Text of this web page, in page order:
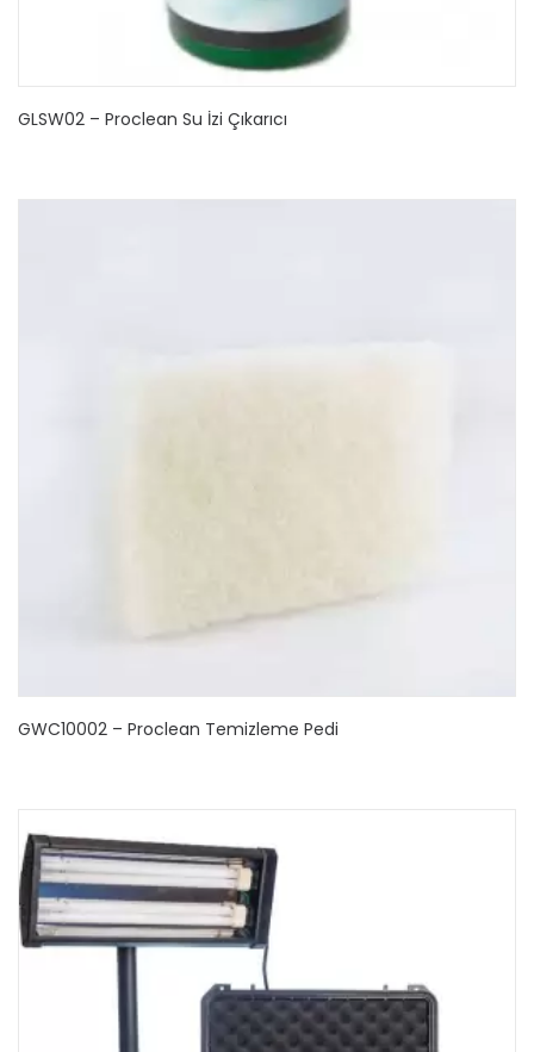
GLSW02 – Proclean Su İzi Çıkarıcı
GWC10002 – Proclean Temizleme Pedi